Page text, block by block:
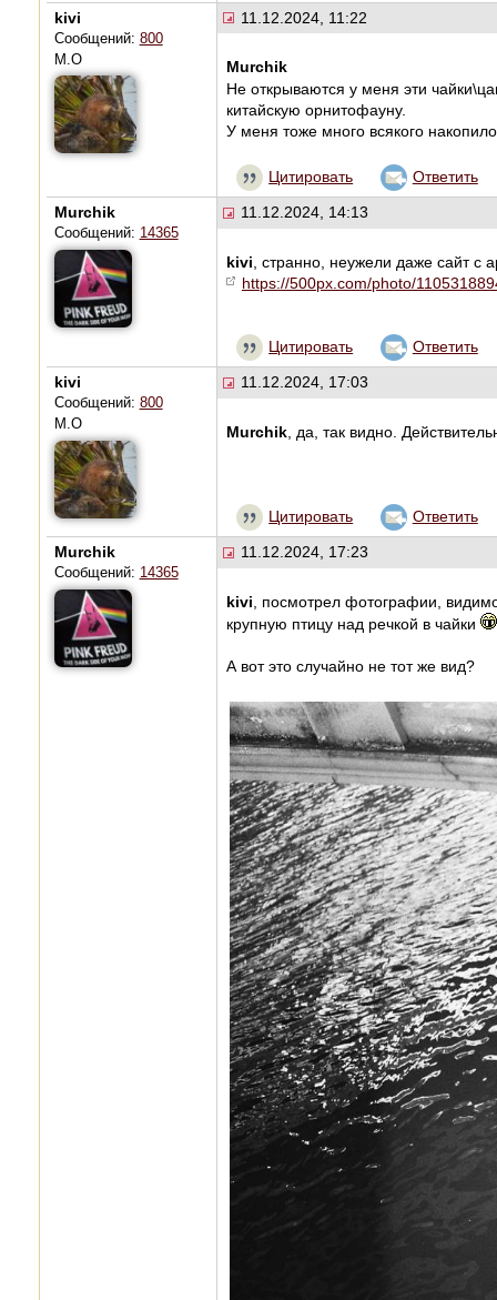
kivi
Сообщений: 800
М.О
11.12.2024, 11:22
Murchik
Не открываются у меня эти
китайскую орнитофауну.
У меня тоже много всякого
Цитировать Ответить
Murchik
Сообщений: 14365
11.12.2024, 14:13
kivi , странно, неужели даже сайт с
https://500px.com/photo/
Цитировать Ответить
kivi
Сообщений: 800
М.О
11.12.2024, 17:03
Murchik, да, так видно.
Цитировать Ответить
Murchik
Сообщений: 14365
11.12.2024, 17:23
kivi , посмотрел фотографии,
крупную птицу над речкой в чайки
А вот это случайно не тот же вид?